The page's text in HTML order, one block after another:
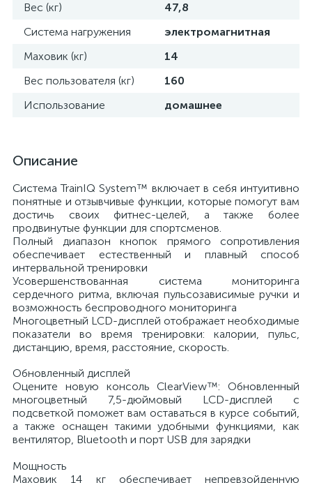
Вес (кг)
47,8
Система нагружения
электромагнитная
Маховик (кг)
14
Вес пользователя (кг)
160
Использование
домашнее
Описание
Система TrainIQ System™ включает в себя интуитивно
понятные и отзывчивые функции, которые помогут вам
достичь своих фитнес-целей, а также более
продвинутые функции для спортсменов.
Полный диапазон кнопок прямого сопротивления
обеспечивает естественный и плавный способ
интервальной тренировки
Усовершенствованная система мониторинга
сердечного ритма, включая пульсозависимые ручки и
возможность беспроводного мониторинга
Многоцветный LCD-дисплей отображает необходимые
показатели во время тренировки: калории, пульс,
дистанцию, время, расстояние, скорость.
Обновленный дисплей
Оцените новую консоль ClearView™: Обновленный
многоцветный 7,5-дюймовый LCD-дисплей с
подсветкой поможет вам оставаться в курсе событий,
а также оснащен такими удобными функциями, как
вентилятор, Bluetooth и порт USB для зарядки
Мощность
Маховик 14 кг обеспечивает непревзойденную